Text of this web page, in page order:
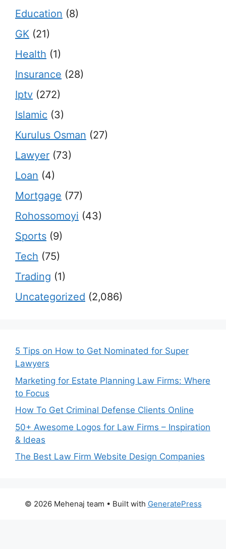
Education (8)
GK (21)
Health (1)
Insurance (28)
Iptv (272)
Islamic (3)
Kurulus Osman (27)
Lawyer (73)
Loan (4)
Mortgage (77)
Rohossomoyi (43)
Sports (9)
Tech (75)
Trading (1)
Uncategorized (2,086)
5 Tips on How to Get Nominated for Super
Lawyers
Marketing for Estate Planning Law Firms: Where
to Focus
How To Get Criminal Defense Clients Online
50+ Awesome Logos for Law Firms – Inspiration
& Ideas
The Best Law Firm Website Design Companies
© 2026 Mehenaj team • Built with GeneratePress